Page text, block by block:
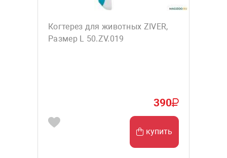
Когтерез для животных ZIVER,
Размер L 50.ZV.019
390
купить